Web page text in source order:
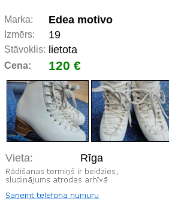
Marka: Edea motivo
Izmērs: 19
Stāvoklis: lietota
Cena: 120 €
Vieta: Rīga